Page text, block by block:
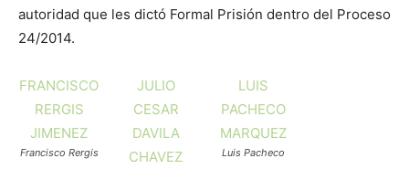
autoridad que les dictó Formal Prisión dentro del Proceso
24/2014.
FRANCISCO
RERGIS
JIMENEZ
Francisco Rergis
JULIO
CESAR
DAVILA
CHAVEZ
LUIS
PACHECO
MARQUEZ
Luis Pacheco